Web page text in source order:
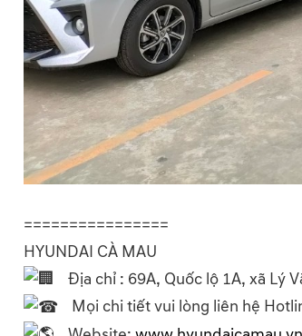
================
HYUNDAI CÀ MAU
Địa chỉ : 69A, Quốc lộ 1A, xã Lý
Mọi chi tiết vui lòng liên hệ